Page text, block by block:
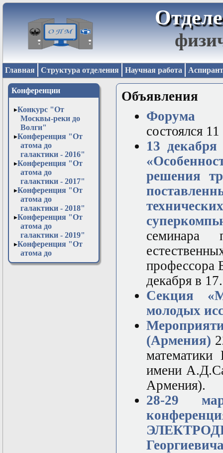
Главная Структура отделения Научная работа
Конференции
Конкурс "От
Москвы-реки до
Волги"
Конференция "От
атома до
галактики - 2016"
Конференция "От
атома до
галактики - 2017"
Конференция "От
атома до
галактики - 2018"
Конференция "От
атома до
галактики - 2019"
Конференция "От
атома до
галактики - 2020"
Объявления
Форума
состоялся
13
решения
семинара
профессора
декабря в
Секция
молодых
(Армения)
имени
Армения).
28-29